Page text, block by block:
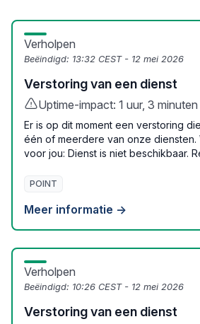
Verholpen
Beëindigd: 13:32 CEST - 12 mei 2026
Verstoring van een dienst
Uptime-impact: 1 uur, 3
Er is op dit moment een verstoring
één of meerdere van onze diensten.
voor jou: Dienst is niet beschikbaar.
POINT
Meer informatie →
Verholpen
Beëindigd: 10:26 CEST - 12 mei 2026
Verstoring van een dienst